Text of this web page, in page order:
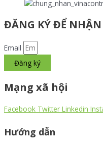
ĐĂNG KÝ ĐỂ
Email
Đăng ký
Mạng xã hội
Facebook Twitter Linkedin
Hướng dẫn